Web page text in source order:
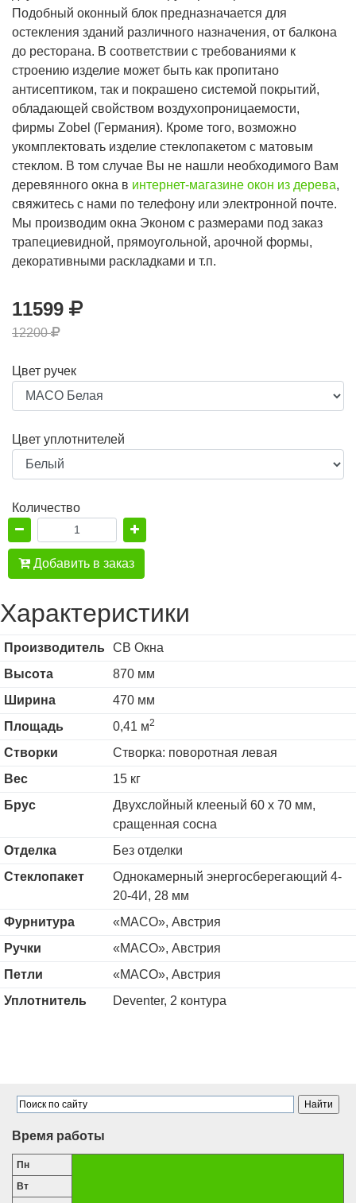
Подобный оконный блок предназначается для
остекления зданий различного назначения, от балкона
до ресторана. В соответствии с требованиями к
строению изделие может быть как пропитано
антисептиком, так и покрашено системой покрытий,
обладающей свойством воздухопроницаемости,
фирмы Zobel (Германия). Кроме того, возможно
укомплектовать изделие стеклопакетом с матовым
стеклом. В том случае Вы не нашли необходимого Вам
деревянного окна в интернет-магазине окон из дерева,
свяжитесь с нами по телефону или электронной почте.
Мы производим окна Эконом с размерами под заказ
трапециевидной, прямоугольной, арочной формы,
декоративными раскладками и т.п.
11599
12200
Цвет ручек
Цвет уплотнителей
Количество
Добавить в заказ
Характеристики
Производитель
СВ Окна
Высота
870 мм
Ширина
470 мм
Площадь
0,41 м2
Створки
Створка: поворотная левая
Вес
15 кг
Брус
Двухслойный клееный 60 х 70 мм,
сращенная сосна
Отделка
Без отделки
Стеклопакет
Однокамерный энергосберегающий 4-
20-4И, 28 мм
Фурнитура
«MACO», Австрия
Ручки
«MACO», Австрия
Петли
«MACO», Австрия
Уплотнитель
Deventer, 2 контура
Время работы
Пн
Вт